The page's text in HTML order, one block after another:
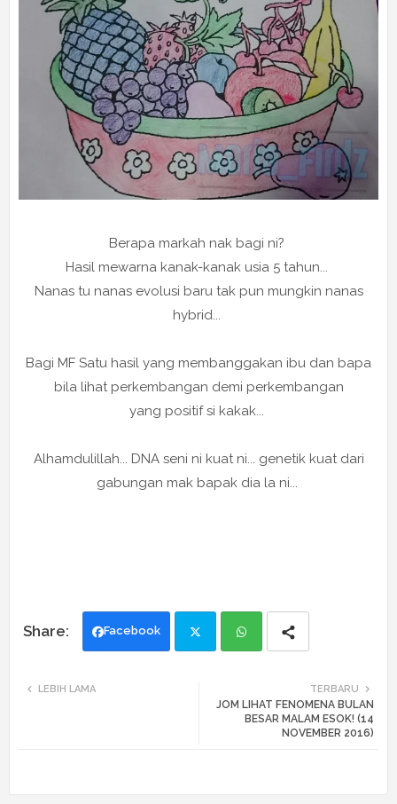
Berapa markah nak bagi ni?
Hasil mewarna kanak-kanak usia 5 tahun...
Nanas tu nanas evolusi baru tak pun mungkin nanas
hybrid...
Bagi MF Satu hasil yang membanggakan ibu dan bapa
bila lihat perkembangan demi perkembangan
yang positif si kakak...
Alhamdulillah... DNA seni ni kuat ni... genetik kuat dari
gabungan mak bapak dia la ni...
Facebook
ats
TERBARU
JOM LIHAT FENOMENA BULAN
BESAR MALAM ESOK! (14
NOVEMBER 2016)
LEBIH LAMA